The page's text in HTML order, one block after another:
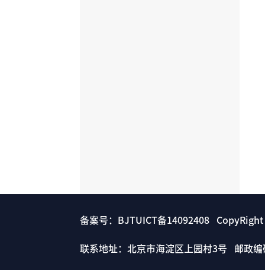
备案号：BJTUICT备14092408
联系地址：北京市海淀区上园村3号 邮政